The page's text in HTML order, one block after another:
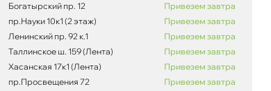
наличии
Богатырский пр. 12
Привезем завтра
пр.Науки 10к1 (2 этаж)
Привезем завтра
Ленинский пр. 92 к.1
Привезем завтра
Таллинское ш. 159 (Лента)
Привезем завтра
Хасанская 17к1 (Лента)
Привезем завтра
пр.Просвещения 72
Привезем завтра
6 588 ₽6 935 ₽ корзину